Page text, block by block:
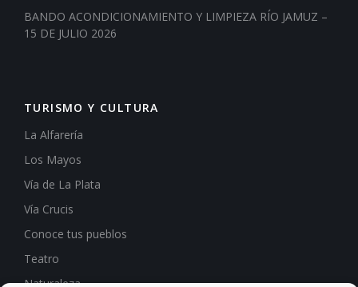
BANDO ACONDICIONAMIENTO Y LIMPIEZA RÍO JAMUZ –
15 DE JULIO 2026
TURISMO Y CULTURA
La Alfarería
Los Mayos
Vía de La Plata
Vía Crucis
Conoce tus pueblos
Teatro
Naturaleza